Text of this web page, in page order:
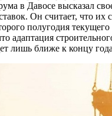
в Давосе высказал
Он считает, что
полугодия
адаптация
лишь ближе к концу